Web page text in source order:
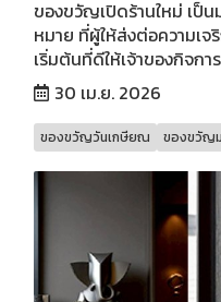
ของขวัญเปิดร้านใหม่ เป็
หมาย ที่ผู้ให้ส่งต่อความเจ
เริ่มต้นที่ดีให้เจ้าของกิจก
30 เม.ย. 2026
ของขวัญวันเกษียณ ของขวัญ